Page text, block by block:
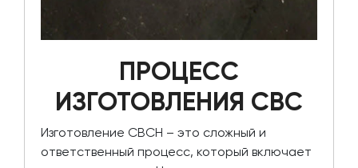
ПРОЦЕСС
ИЗГОТОВЛЕНИЯ СВС
Изготовление СВСН – это сложный и
ответственный процесс, который включает